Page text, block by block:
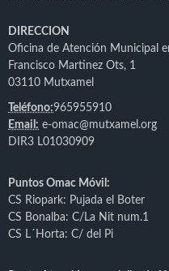
DIRECCION
Oficina de Atención Municipal
Francisco Martinez Ots, 1
03110 Mutxamel
Teléfono:965955910
Email: e-omac@mutxamel.org
DIR3 L01030909
Puntos Omac Móvil:
CS Riopark: Pujada el Boter
CS Bonalba: C/La Nit num.1
CS L´Horta: C/ del Pi